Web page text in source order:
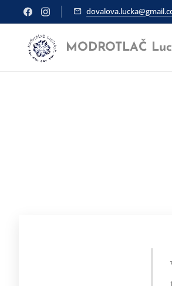
MODROTLAČ